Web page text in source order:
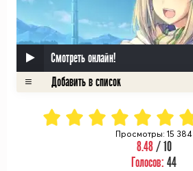
Смотреть онлайн!
Просмотры: 15 384
8.48/ 10
Голосов: 44